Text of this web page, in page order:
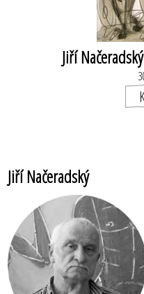
Jiří
Jiří Načeradský